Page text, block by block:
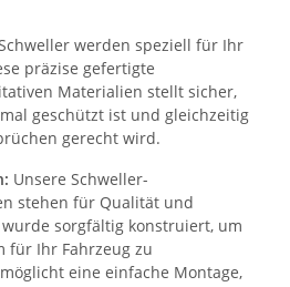
werden speziell für Ihr
präzise gefertigte
Materialien stellt sicher,
geschützt ist und gleichzeitig
gerecht wird.
Unsere Schweller-
stehen für Qualität und
wurde sorgfältig konstruiert, um
für Ihr Fahrzeug zu
eine einfache Montage,